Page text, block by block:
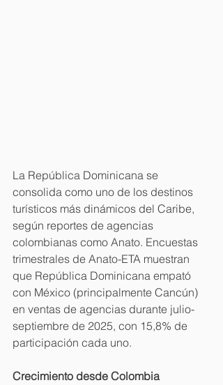
La República Dominicana se
consolida como uno de los destinos
turísticos más dinámicos del Caribe,
según reportes de agencias
colombianas como Anato. Encuestas
trimestrales de Anato-ETA muestran
que República Dominicana empató
con México (principalmente Cancún)
en ventas de agencias durante julio-
septiembre de 2025, con 15,8% de
participación cada uno.
Crecimiento desde Colombia